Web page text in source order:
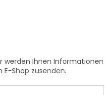
werden Ihnen Informationen
Shop zusenden.